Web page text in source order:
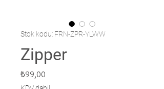
Stok kodu: FRN-ZPR-YLWW
Zipper
₺99,00